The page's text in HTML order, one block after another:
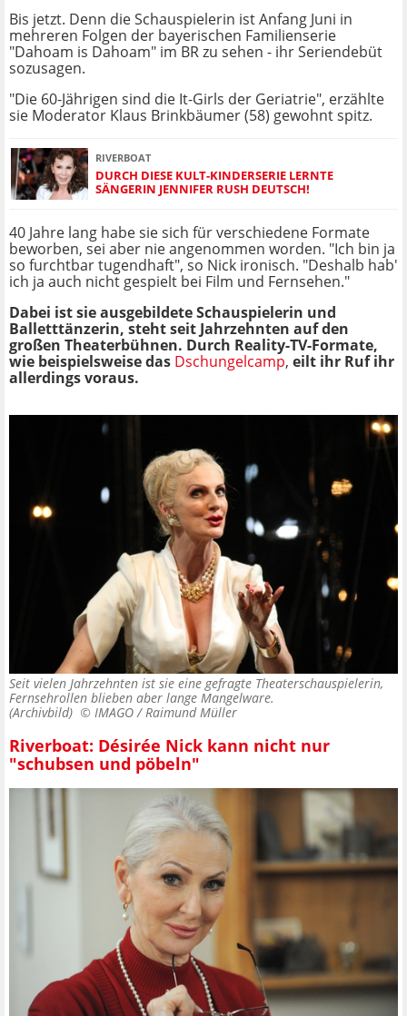
Bis jetzt. Denn die Schauspielerin ist Anfang Juni in
mehreren Folgen der bayerischen Familienserie
"Dahoam is Dahoam" im BR zu sehen - ihr Seriendebüt
sozusagen.
"Die 60-Jährigen sind die It-Girls der Geriatrie", erzählte
sie Moderator Klaus Brinkbäumer (58) gewohnt spitz.
RIVERBOAT
DURCH DIESE KULT-KINDERSERIE LERNTE
SÄNGERIN JENNIFER RUSH DEUTSCH!
40 Jahre lang habe sie sich für verschiedene Formate
beworben, sei aber nie angenommen worden. "Ich bin ja
so furchtbar tugendhaft", so Nick ironisch. "Deshalb hab'
ich ja auch nicht gespielt bei Film und Fernsehen."
Dabei ist sie ausgebildete Schauspielerin und
Balletttänzerin, steht seit Jahrzehnten auf den
großen Theaterbühnen. Durch Reality-TV-Formate,
wie beispielsweise das Dschungelcamp, eilt ihr Ruf ihr
allerdings voraus.
Seit vielen Jahrzehnten ist sie eine gefragte Theaterschauspielerin,
Fernsehrollen blieben aber lange Mangelware.
(Archivbild) © IMAGO / Raimund Müller
Riverboat: Désirée Nick kann nicht nur
"schubsen und pöbeln"